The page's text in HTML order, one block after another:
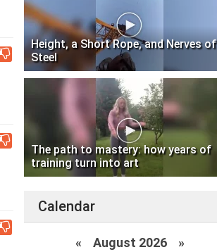
Height, a Short Rope, and Nerves of
Steel
The path to mastery: how years of
training turn into art
Calendar
« August 2026 »